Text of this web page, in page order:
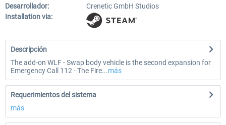
Desarrollador:
Crenetic GmbH Studios
Installation via:
Descripción
The add-on WLF - Swap body vehicle is the second expansion for
Emergency Call 112 - The Fire...más
Requerimientos del sistema
más